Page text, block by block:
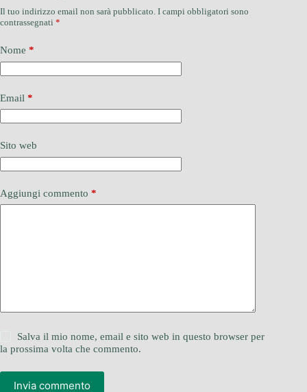
Il tuo indirizzo email non sarà pubblicato. I campi obbligatori sono
contrassegnati *
Nome *
Email *
Sito web
Aggiungi commento *
Salva il mio nome, email e sito web in questo browser per
la prossima volta che commento.
Invia commento